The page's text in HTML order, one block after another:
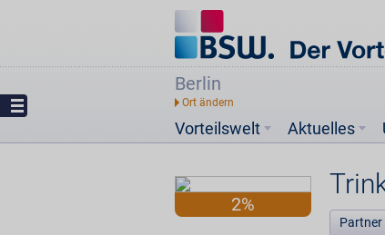
Berlin
Vorteilswelt Aktuelles
2%
Partner